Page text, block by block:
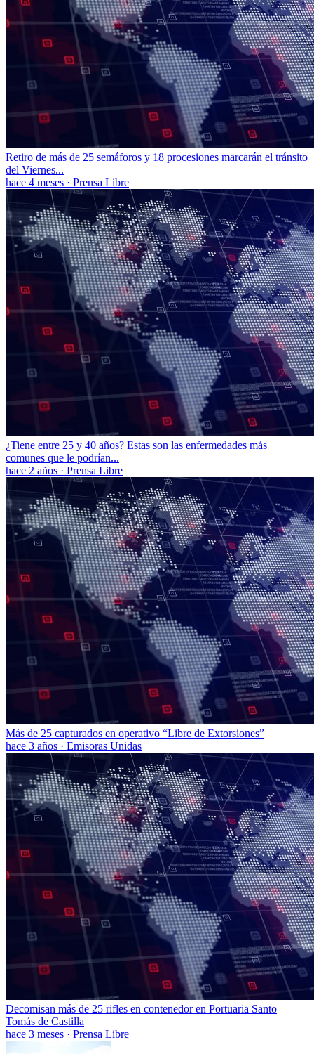
Retiro de más de 25 semáforos y 18 procesiones marcarán el tránsito
del Viernes...
hace 4 meses · Prensa Libre
¿Tiene entre 25 y 40 años? Estas son las enfermedades más
comunes que le podrían...
hace 2 años · Prensa Libre
Más de 25 capturados en operativo “Libre de Extorsiones”
hace 3 años · Emisoras Unidas
Decomisan más de 25 rifles en contenedor en Portuaria Santo
Tomás de Castilla
hace 3 meses · Prensa Libre